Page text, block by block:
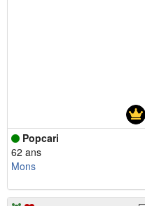
Popcari
62 ans
Mons